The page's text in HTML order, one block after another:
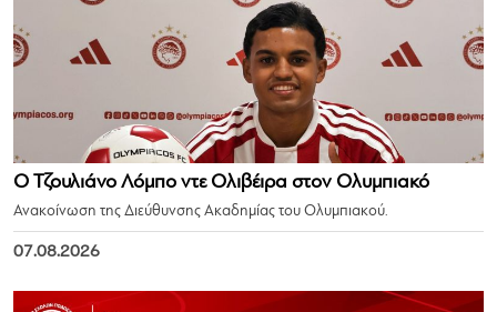
Ο Τζουλιάνο Λόμπο ντε Ολιβέιρα στον Ολυμπιακό
Ανακοίνωση της Διεύθυνσης Ακαδημίας του Ολυμπιακού.
07.08.2026